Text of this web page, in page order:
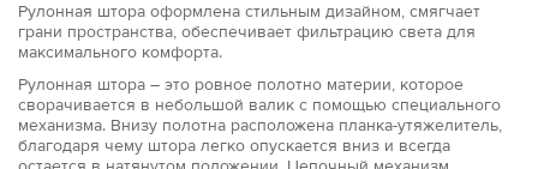
Рулонная штора оформлена стильным дизайном, смягчает
грани пространства, обеспечивает фильтрацию света для
максимального комфорта.
Рулонная штора – это ровное полотно материи, которое
сворачивается в небольшой валик с помощью специального
механизма. Внизу полотна расположена планка-утяжелитель,
благодаря чему штора легко опускается вниз и всегда